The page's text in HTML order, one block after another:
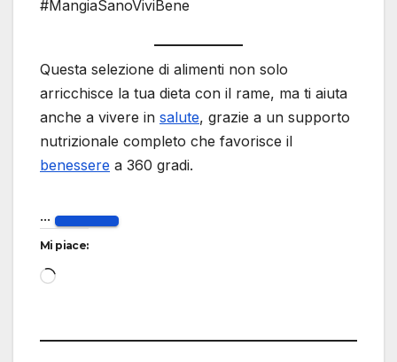
#MangiaSanoViviBene
Questa selezione di alimenti non solo
arricchisce la tua dieta con il rame, ma ti aiuta
anche a vivere in salute, grazie a un supporto
nutrizionale completo che favorisce il
benessere a 360 gradi.
...
Mi piace:
Caricamento